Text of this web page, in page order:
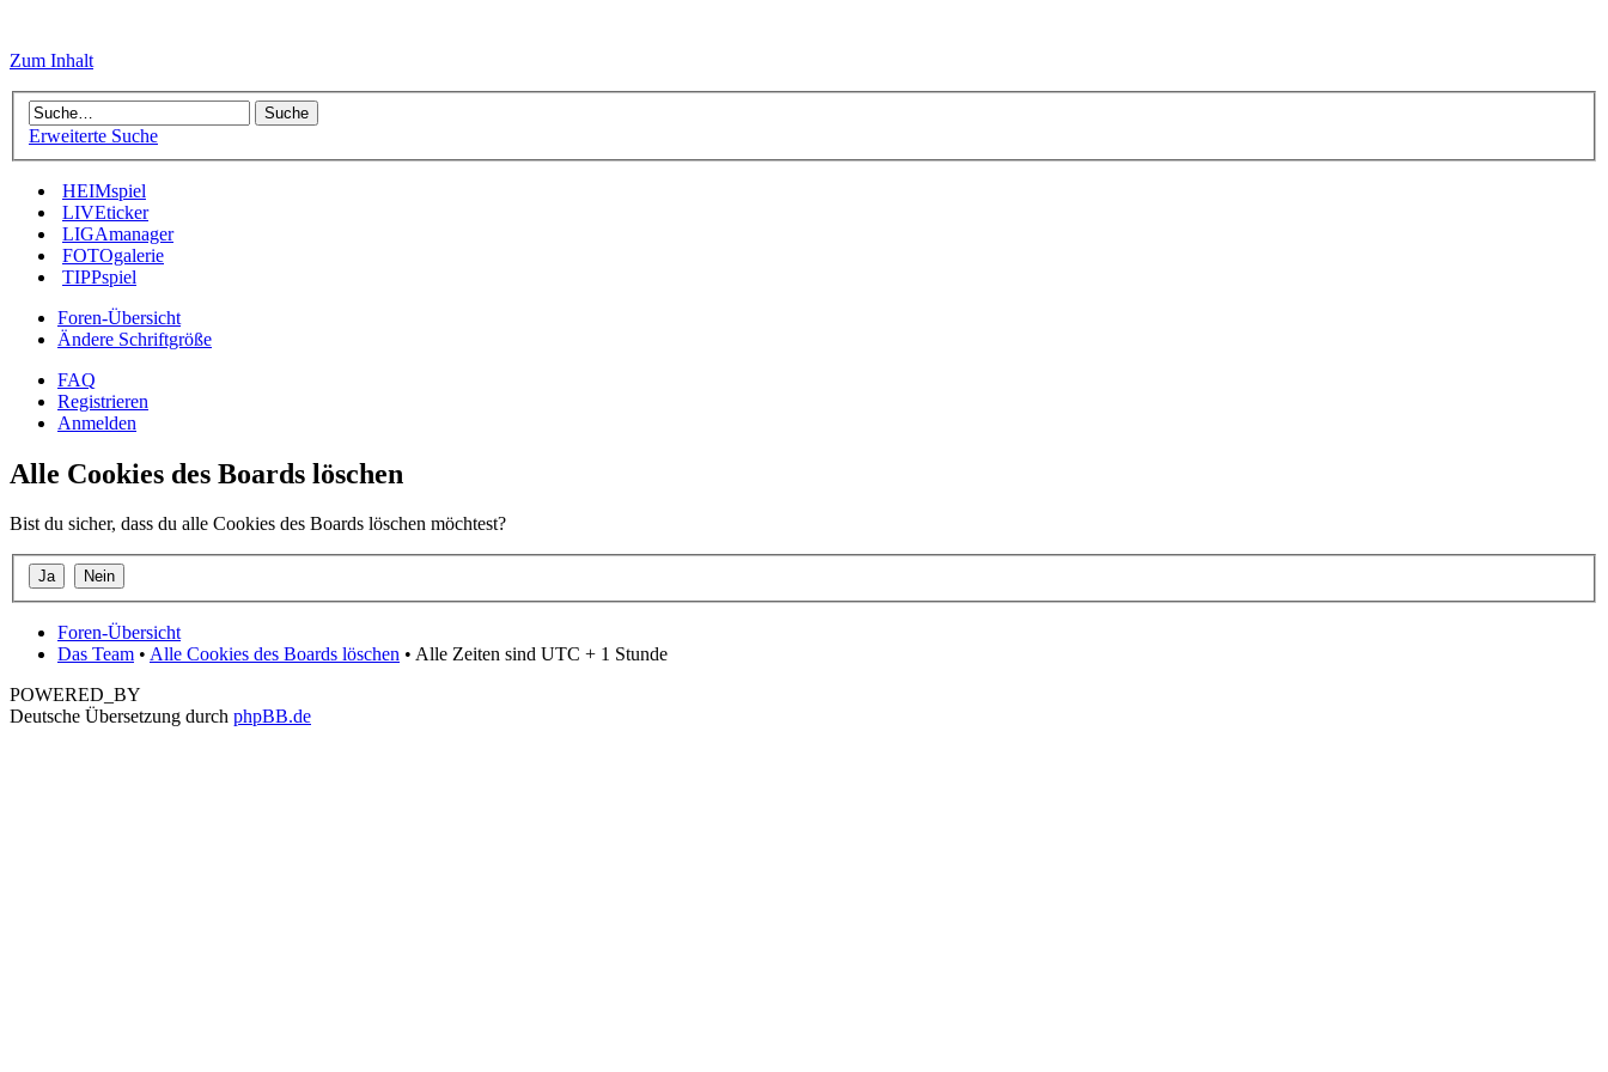
Zum Inhalt
Erweiterte Suche
HEIMspiel
LIVEticker
LIGAmanager
FOTOgalerie
TIPPspiel
Foren-Übersicht
Ändere Schriftgröße
FAQ
Registrieren
Anmelden
Alle Cookies des Boards löschen
Bist du sicher, dass du alle Cookies des Boards löschen möchtest?
Foren-Übersicht
Das Team • Alle Cookies des Boards löschen • Alle Zeiten sind UTC + 1 Stunde
POWERED_BY
Deutsche Übersetzung durch phpBB.de